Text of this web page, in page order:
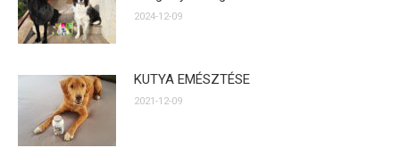
2024-12-09
KUTYA EMÉSZTÉSE
2021-12-09